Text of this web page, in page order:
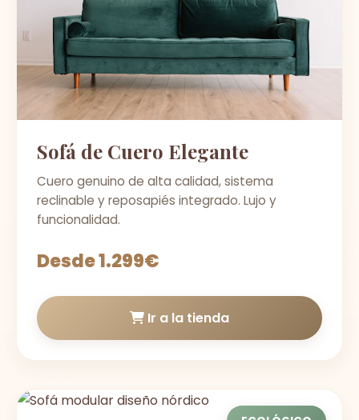
Sofá de Cuero Elegante
Cuero genuino de alta calidad, sistema
reclinable y reposapiés integrado. Lujo y
funcionalidad.
Desde 1.299€
Ir a la tienda